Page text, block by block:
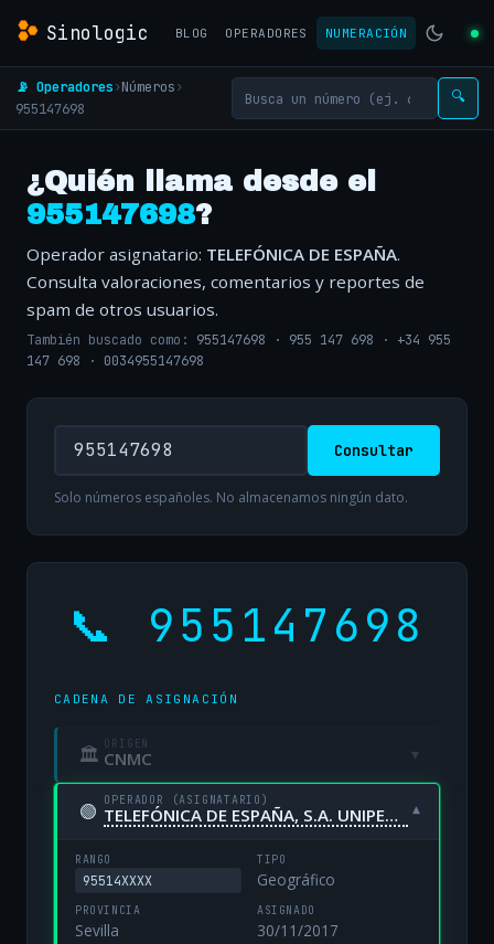
Sinologic BLOG OPERADORES NUMERACIÓN
📡 Operadores›Números›
955147698
🔍
¿Quién llama desde el
955147698?
Operador asignatario: TELEFÓNICA DE ESPAÑA.
Consulta valoraciones, comentarios y reportes de
spam de otros usuarios.
También buscado como: 955147698 · 955 147 698 · +34 955
147 698 · 0034955147698
Consultar
Solo números españoles. No almacenamos ningún dato.
📞 955147698
CADENA DE ASIGNACIÓN
🏛 ORIGEN
CNMC ▾
🟢 OPERADOR (ASIGNATARIO)
TELEFÓNICA DE ESPAÑA, S.A. UNIPERSONAL ▾
RANGO
95514XXXX
TIPO
Geográfico
PROVINCIA
Sevilla
ASIGNADO
30/11/2017